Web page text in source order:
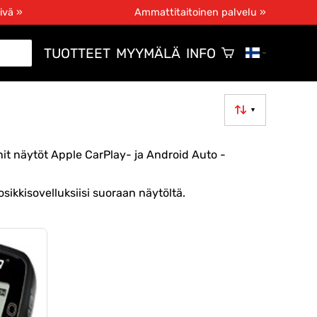
» Ammattitaitoinen palvelu »
TUOTTEET MYYMÄLÄ INFO
▼
näytöt Apple CarPlay- ja Android Auto -
suoraan näytöltä.